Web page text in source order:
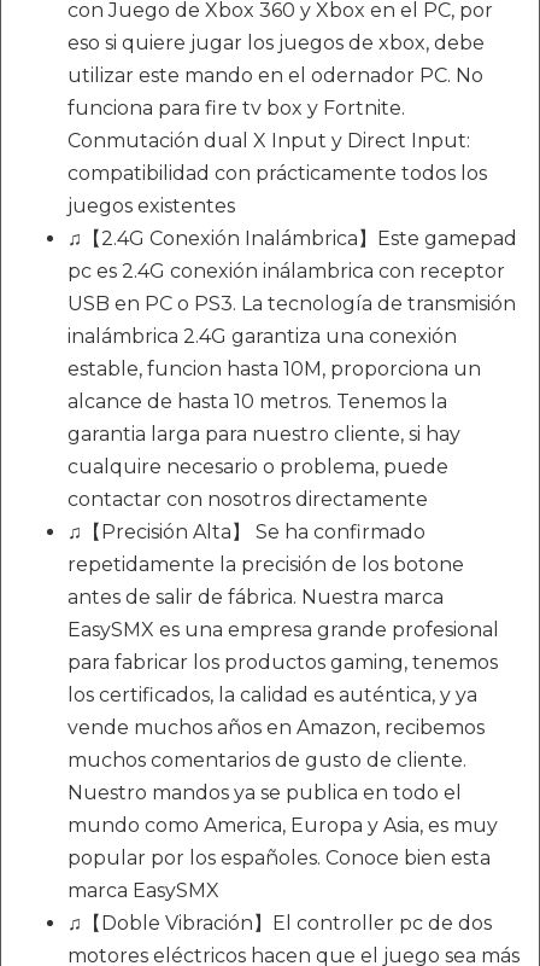
con Juego de Xbox 360 y Xbox en el PC, por
eso si quiere jugar los juegos de xbox, debe
utilizar este mando en el odernador PC. No
funciona para fire tv box y Fortnite.
Conmutación dual X Input y Direct Input:
compatibilidad con prácticamente todos los
juegos existentes
♫【2.4G Conexión Inalámbrica】Este gamepad
pc es 2.4G conexión inálambrica con receptor
USB en PC o PS3. La tecnología de transmisión
inalámbrica 2.4G garantiza una conexión
estable, funcion hasta 10M, proporciona un
alcance de hasta 10 metros. Tenemos la
garantia larga para nuestro cliente, si hay
cualquire necesario o problema, puede
contactar con nosotros directamente
♫【Precisión Alta】 Se ha confirmado
repetidamente la precisión de los botone
antes de salir de fábrica. Nuestra marca
EasySMX es una empresa grande profesional
para fabricar los productos gaming, tenemos
los certificados, la calidad es auténtica, y ya
vende muchos años en Amazon, recibemos
muchos comentarios de gusto de cliente.
Nuestro mandos ya se publica en todo el
mundo como America, Europa y Asia, es muy
popular por los españoles. Conoce bien esta
marca EasySMX
♫【Doble Vibración】El controller pc de dos
motores eléctricos hacen que el juego sea más